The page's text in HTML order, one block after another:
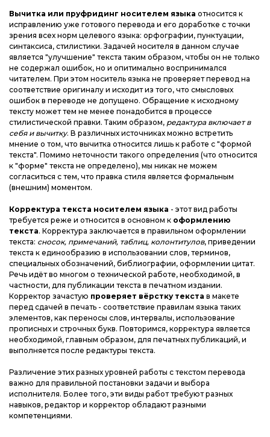
Вычитка или пруфридинг носителем языка относится к
исправлению уже готового перевода и его доработке с точки
зрения всех норм целевого языка: орфографии, пунктуации,
синтаксиса, стилистики. Задачей носителя в данном случае
является "улучшение" текста таким образом, чтобы он не только
не содержал ошибок, но и опитимально воспринимался
читателем. При этом носитель языка не проверяет перевод на
соответствие оригиналу и исходит из того, что смысловых
ошибок в переводе не допущено. Обращение к исходному
тексту может тем не менее понадобится в процессе
стилистической правки. Таким образом, редактура включает в
себя и вычитку. В различных источниках можно встретить
мнение о том, что вычитка относится лишь к работе с "формой
текста". Помимо неточности такого определения (что относится
к "форме" текста не определено), мы никак не можем
согласиться с тем, что правка стиля является формальным
(внешним) моментом.
Корректура текста носителем языка - этот вид работы
требуется реже и относится в основном к оформлению
текста. Корректура заключается в правильном оформлении
текста: сносок, примечаний, таблиц, колонтитулов, приведении
текста к единообразию в использовании слов, терминов,
специальных обозначений, библиографии, оформлении цитат.
Речь идёт во многом о технической работе, необходимой, в
частности, для публикации текста в печатном издании.
Корректор зачастую проверяет вёрстку текста в макете
перед сдачей в печать - соответствие правилам языка таких
элементов, как переносы слов, интервалы, использование
прописных и строчных букв. Повторимся, корректура является
необходимой, главным образом, для печатных публикаций, и
выполняется после редактуры текста.
Различение этих разных уровней работы с текстом перевода
важно для правильной постановки задачи и выбора
исполнителя. Более того, эти виды работ требуют разных
навыков, редактор и корректор обладают разными
компетенциями.